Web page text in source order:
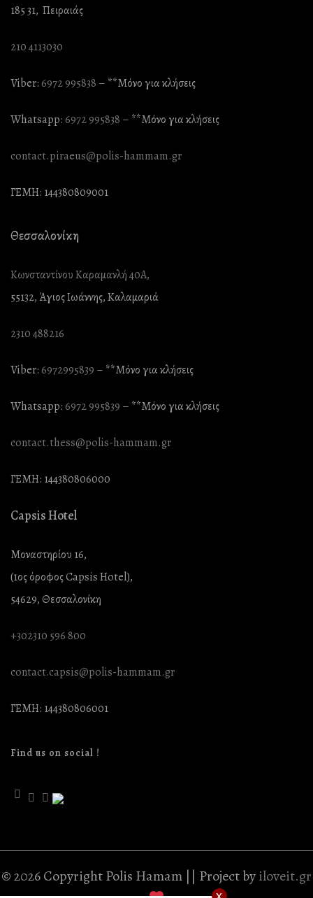
185 31, Πειραιάς
210 4113030
Viber:6972 995838 – **Mόνο για κλήσεις
Whatsapp:6972 995838 – **Mόνο για κλήσεις
contact.piraeus@polis-hammam.gr
ΓΕΜΗ: 144380809001
Θεσσαλονίκη
Κωνσταντίνου Καραμανλή 40Α,
55132, Άγιος Ιωάννης, Καλαμαριά
2310 488216
Viber:6972995839 – **Mόνο για κλήσεις
Whatsapp:6972 995839 – **Mόνο για κλήσεις
contact.thess@polis-hammam.gr
ΓΕΜΗ: 144380806000
Capsis Hotel
Μοναστηρίου 16,
(1ος όροφος Capsis Hotel),
54629, Θεσσαλονίκη
+302310 596 800
contact.capsis@polis-hammam.gr
ΓΕΜΗ: 144380806001
Find us on social !
© 2026 Copyright Polis Hamam || Project byiloveit.gr